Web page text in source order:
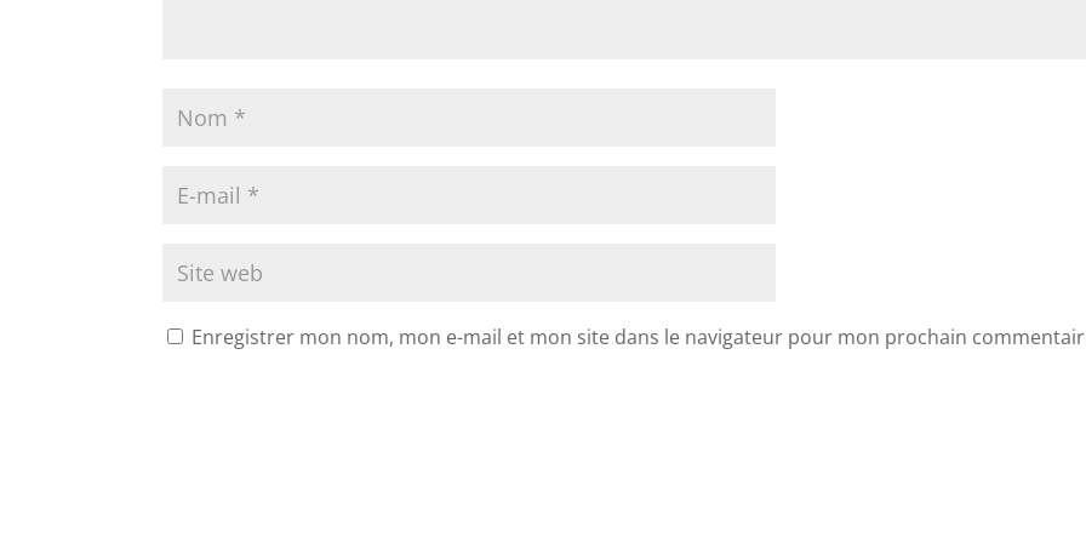
Enregistrer mon nom, mon e-mail et mon site dans le navigateur pour mon prochain